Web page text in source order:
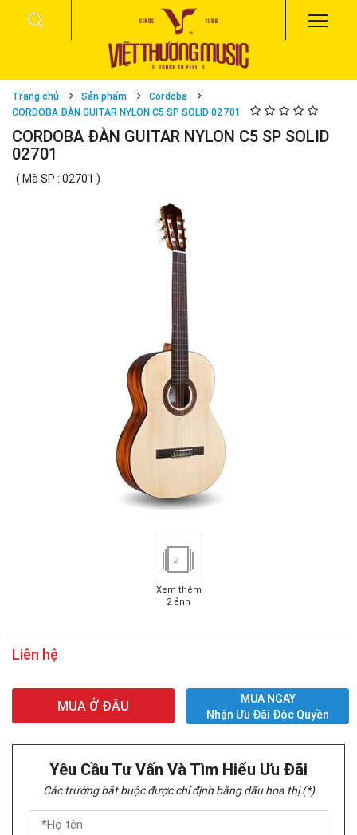
Trang chủ Sản phẩm
Cordoba
CORDOBA ĐÀN GUITAR NYLON C5 SP SOLID 02701
CORDOBA ĐÀN GUITAR NYLON C5 SP SOLID
02701
( Mã SP : 02701 )
2
Xem thêm
2 ảnh
Liên hệ
MUA Ở ĐÂU
MUA NGAY
Nhận Ưu Đãi Độc Quyền
Yêu Cầu Tư Vấn Và Tìm Hiểu Ưu Đãi
Các trường bắt buộc được chỉ định bằng dấu hoa thị (*)